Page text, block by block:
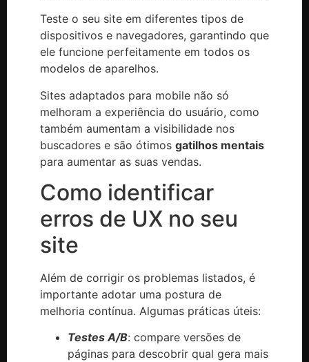
Teste o seu site em diferentes tipos de
dispositivos e navegadores, garantindo que
ele funcione perfeitamente em todos os
modelos de aparelhos.
Sites adaptados para mobile não só
melhoram a experiência do usuário, como
também aumentam a visibilidade nos
buscadores e são ótimos gatilhos mentais
para aumentar as suas vendas.
Como identificar
erros de UX no seu
site
Além de corrigir os problemas listados, é
importante adotar uma postura de
melhoria contínua. Algumas práticas úteis:
Testes A/B: compare versões de
páginas para descobrir qual gera mais